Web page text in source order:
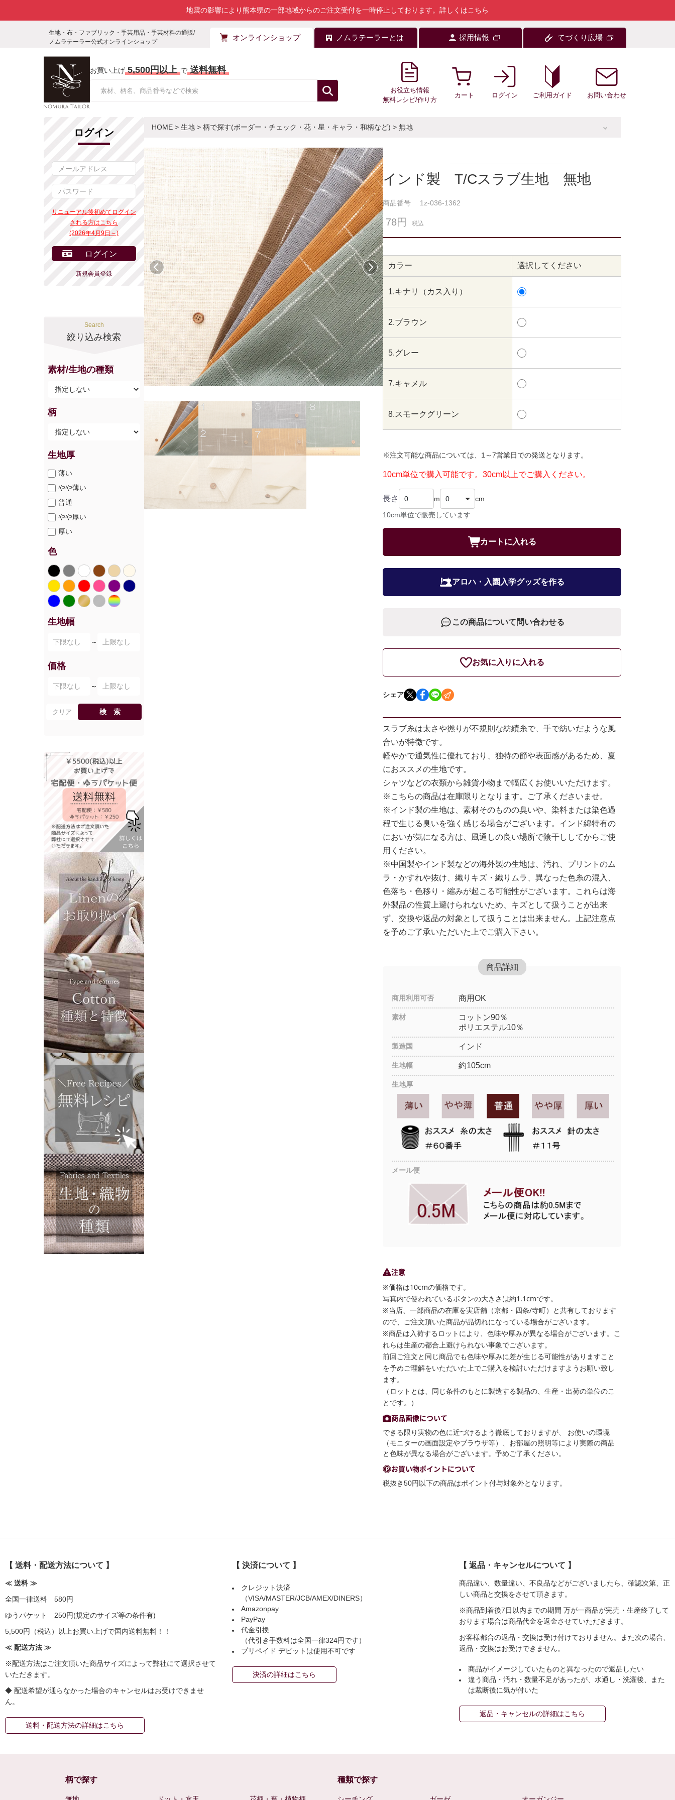
地震の影響により熊本県の一部地域からのご注文受付を一時停止しております。 詳しくはこちら
生地・布・ファブリック・手芸用品・手芸材料の通販/
ノムラテーラー公式オンラインショップ
オンラインショップ ノムラテーラーとは 採用情報 てづくり広場
お買い上げ 5,500円以上 で 送料無料
お役立ち情報
無料レシピ/作り方
カート ログイン ご利用ガイド お問い合わせ
ログイン
リニューアル後初めてログイン
される方はこちら
(2026年4月9日～)
ログイン
新規会員登録
Search
絞り込み検索
素材/生地の種類
柄
生地厚
薄い
やや薄い
普通
やや厚い
厚い
色
生地幅
～
価格
～
クリア 検 索
HOME > 生地 > 柄で探す(ボーダー・チェック・花・星・キャラ・和柄など) > 無地
前へ 次へ
インド製 T/Cスラブ生地 無地
商品番号 1z-036-1362
78円 税込
カラー 選択してください
1.キナリ（カス入り）
2.ブラウン
5.グレー
7.キャメル
8.スモークグリーン
※注文可能な商品については、1～7営業日での発送となります。
10cm単位で購入可能です。30cm以上でご購入ください。
長さ m cm
10cm単位で販売しています
カートに入れる
アロハ・入園入学グッズを作る
この商品について問い合わせる
お気に入りに入れる
シェア
スラブ糸は太さや撚りが不規則な紡績糸で、手で紡いだような風
合いが特徴です。
軽やかで通気性に優れており、独特の節や表面感があるため、夏
におススメの生地です。
シャツなどの衣類から雑貨小物まで幅広くお使いいただけます。
※こちらの商品は在庫限りとなります。ご了承くださいませ。
※インド製の生地は、素材そのものの臭いや、染料または染色過
程で生じる臭いを強く感じる場合がございます。インド綿特有の
においが気になる方は、風通しの良い場所で陰干ししてからご使
用ください。
※中国製やインド製などの海外製の生地は、汚れ、プリントのム
ラ・かすれや抜け、織りキズ・織りムラ、異なった色糸の混入、
色落ち・色移り・縮みが起こる可能性がございます。これらは海
外製品の性質上避けられないため、キズとして扱うことが出来
ず、交換や返品の対象として扱うことは出来ません。上記注意点
を予めご了承いただいた上でご購入下さい。
商品詳細
商用利用可否 商用OK
素材
コットン90％
ポリエステル10％
製造国 インド
生地幅 約105cm
生地厚
メール便
注意
※価格は10cmの価格です。
写真内で使われているボタンの大きさは約1.1cmです。
※当店、一部商品の在庫を実店舗（京都・四条/寺町）と共有しております
ので、ご注文頂いた商品が品切れになっている場合がございます。
※商品は入荷するロットにより、色味や厚みが異なる場合がございます。こ
れらは生産の都合上避けられない事象でございます。
前回ご注文と同じ商品でも色味や厚みに差が生じる可能性がありますこと
を予めご理解をいただいた上でご購入を検討いただけますようお願い致し
ます。
（ロットとは、同じ条件のもとに製造する製品の、生産・出荷の単位のこ
とです。）
商品画像について
できる限り実物の色に近づけるよう徹底しておりますが、 お使いの環境
（モニターの画面設定やブラウザ等）、お部屋の照明等により実際の商品
と色味が異なる場合がございます。予めご了承ください。
お買い物ポイントについて
税抜き50円以下の商品はポイント付与対象外となります。
【 送料・配送方法について 】
≪ 送料 ≫
全国一律送料 580円
ゆうパケット 250円(規定のサイズ等の条件有)
5,500円（税込）以上お買い上げで国内送料無料！！
≪ 配送方法 ≫
※配送方法はご注文頂いた商品サイズによって弊社にて選択させて
いただきます。
◆ 配送希望が通らなかった場合のキャンセルはお受けできませ
ん。
送料・配送方法の詳細はこちら
【 決済について 】
クレジット決済
（VISA/MASTER/JCB/AMEX/DINERS）
Amazonpay
PayPay
代金引換
（代引き手数料は全国一律324円です）
プリペイド デビットは使用不可です
決済の詳細はこちら
【 返品・キャンセルについて 】
商品違い、数量違い、不良品などがございましたら、確認次第、正
しい商品と交換をさせて頂きます。
※商品到着後7日以内までの期間 万が一商品が完売・生産終了して
おります場合は商品代金を返金させていただきます。
お客様都合の返品・交換は受け付けておりません。また次の場合、
返品・交換はお受けできません。
商品がイメージしていたものと異なったので返品したい
違う商品・汚れ・数量不足があったが、水通し・洗濯後、また
は裁断後に気が付いた
返品・キャンセルの詳細はこちら
柄で探す 種類で探す